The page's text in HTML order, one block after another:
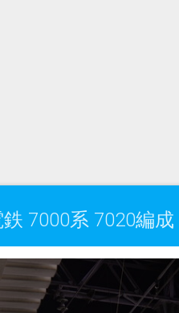
7000系 7020編成